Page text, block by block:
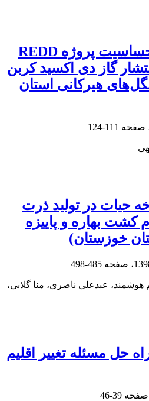
مدل‌سازی و آنالیز حساسیت پروژه REDD
گاز دی اکسید کربن
هیرکانی استان
111-124
حیات در تولید ذرت
کشت بهاره و پاییزه
خوزستان)
485-498
هوشمند، عبدعلی ناصری، منا گلابی،
حل مسئله تغییر اقلیم
39-46